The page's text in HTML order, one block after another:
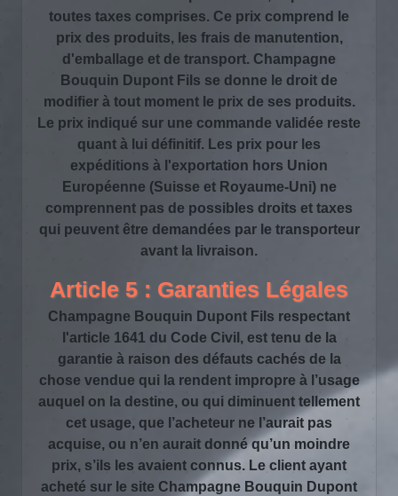
toutes taxes comprises. Ce prix comprend le
prix des produits, les frais de manutention,
d'emballage et de transport. Champagne
Bouquin Dupont Fils se donne le droit de
modifier à tout moment le prix de ses produits.
Le prix indiqué sur une commande validée reste
quant à lui définitif. Les prix pour les
expéditions à l'exportation hors Union
Européenne (Suisse et Royaume-Uni) ne
comprennent pas de possibles droits et taxes
qui peuvent être demandées par le transporteur
avant la livraison.
Article 5 : Garanties Légales
Champagne Bouquin Dupont Fils respectant
l'article 1641 du Code Civil, est tenu de la
garantie à raison des défauts cachés de la
chose vendue qui la rendent impropre à l’usage
auquel on la destine, ou qui diminuent tellement
cet usage, que l’acheteur ne l’aurait pas
acquise, ou n’en aurait donné qu’un moindre
prix, s’ils les avaient connus. Le client ayant
acheté sur le site Champagne Bouquin Dupont